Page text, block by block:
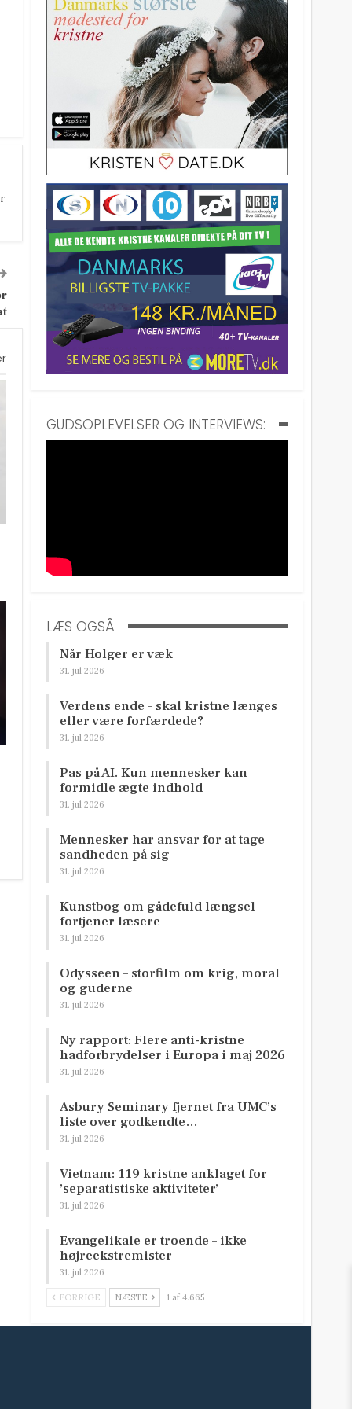
GUDSOPLEVELSER OG INTERVIEWS:
LÆS OGSÅ
Når Holger er væk
31. jul 2026
Verdens ende – skal kristne længes
eller være forfærdede?
31. jul 2026
Pas på AI. Kun mennesker kan
formidle ægte indhold
31. jul 2026
Mennesker har ansvar for at tage
sandheden på sig
31. jul 2026
Kunstbog om gådefuld længsel
fortjener læsere
31. jul 2026
Odysseen – storfilm om krig, moral
og guderne
31. jul 2026
Ny rapport: Flere anti-kristne
hadforbrydelser i Europa i maj 2026
31. jul 2026
Asbury Seminary fjernet fra UMC’s
liste over godkendte…
31. jul 2026
Vietnam: 119 kristne anklaget for
’separatistiske aktiviteter’
31. jul 2026
Evangelikale er troende – ikke
højreekstremister
31. jul 2026
FORRIGE NÆSTE 1 af 4.665